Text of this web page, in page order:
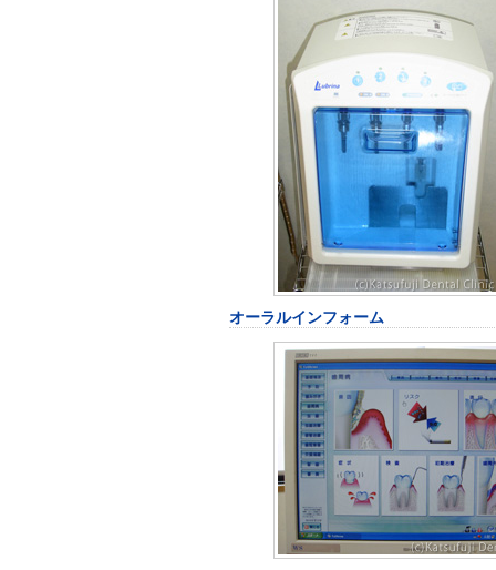
オーラルインフォーム